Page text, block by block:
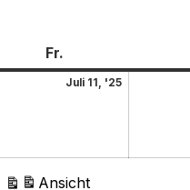
Fr.
Juli 11, '25
Ansicht